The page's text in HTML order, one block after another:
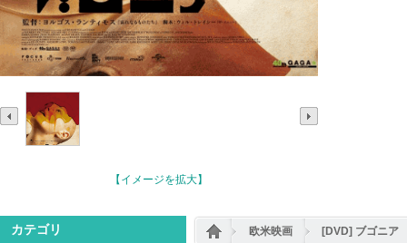
【イメージを拡大】
カテゴリ 欧米映画 [DVD] ブゴニア